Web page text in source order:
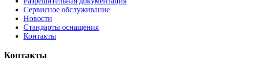
Сервисное обслуживание
Новости
Стандарты оснащения
Контакты
Контакты